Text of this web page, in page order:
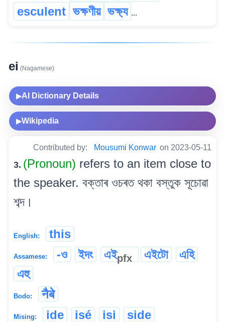
esculent ভক্ষণীয় ভক্ষ্য ...
ei (Nagamese)
▶AI Dictionary Details
▶Wikipedia
Contributed by: Mousumi Konwar on 2023-05-11
3. (Pronoun) refers to an item close to
the speaker. বক্তাৰ ওচৰত থকা বস্তুক সূচোৱা
শব্দ।
English: this
Assamese: -ও ইদং এইpfx এইটো
এহি
এহু
Bodo: नैबे
Mising: ide isé isi side